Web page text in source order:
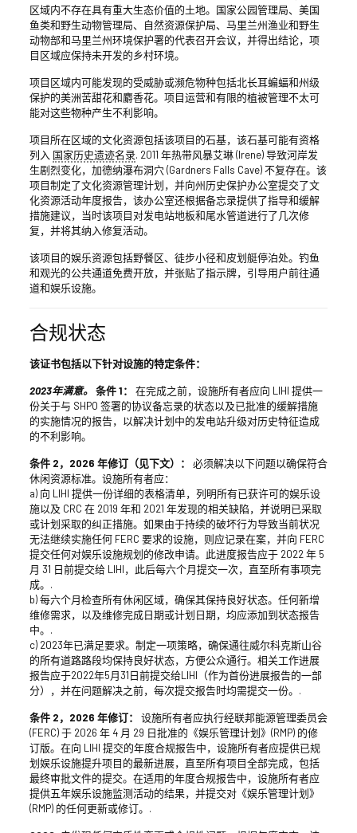
区域内不存在具有重大生态价值的土地。国家公园管理局、美国
鱼类和野生动物管理局、自然资源保护局、马里兰州渔业和野生
动物部和马里兰州环境保护署的代表召开会议，并得出结论，项
目区域应保持未开发的乡村环境。
项目区域内可能发现的受威胁或濒危物种包括北长耳蝙蝠和州级
保护的美洲苦甜花和麝香花。项目运营和有限的植被管理不太可
能对这些物种产生不利影响。
项目所在区域的文化资源包括该项目的石基，该石基可能有资格
列入 国家历史遗迹名录. 2011 年热带风暴艾琳 (Irene) 导致河岸发
生剧烈变化，加德纳瀑布洞穴 (Gardners Falls Cave) 不复存在。该
项目制定了文化资源管理计划，并向州历史保护办公室提交了文
化资源活动年度报告，该办公室还根据备忘录提供了指导和缓解
措施建议，当时该项目对发电站地板和尾水管道进行了几次修
复，并将其纳入修复活动。
该项目的娱乐资源包括野餐区、徒步小径和皮划艇停泊处。钓鱼
和观光的公共通道免费开放，并张贴了指示牌，引导用户前往通
道和娱乐设施。
合规状态
该证书包括以下针对设施的特定条件：
2023年满意。 条件 1：
在完成之前，设施所有者应向 LIHI 提供一
份关于与 SHPO 签署的协议备忘录的状态以及已批准的缓解措施
的实施情况的报告，以解决计划中的发电站升级对历史特征造成
的不利影响。
条件 2，2026 年修订（见下文）：
必须解决以下问题以确保符合
休闲资源标准。设施所有者应：
a) 向 LIHI 提供一份详细的表格清单，列明所有已获许可的娱乐设
施以及 CRC 在 2019 年和 2021 年发现的相关缺陷，并说明已采取
或计划采取的纠正措施。如果由于持续的破坏行为导致当前状况
无法继续实施任何 FERC 要求的设施，则应记录在案，并向 FERC
提交任何对娱乐设施规划的修改申请。此进度报告应于 2022 年 5
月 31 日前提交给 LIHI，此后每六个月提交一次，直至所有事项完
成。.
b) 每六个月检查所有休闲区域，确保其保持良好状态。任何新增
维修需求，以及维修完成日期或计划日期，均应添加到状态报告
中。.
c) 2023年已满足要求。制定一项策略，确保通往威尔科克斯山谷
的所有道路路段均保持良好状态，方便公众通行。相关工作进展
报告应于2022年5月31日前提交给LIHI（作为首份进展报告的一部
分），并在问题解决之前，每次提交报告时均需提交一份。.
条件 2，2026 年修订： 设施所有者应执行经联邦能源管理委员会
(FERC) 于 2026 年 4 月 29 日批准的《娱乐管理计划》(RMP) 的修
订版。在向 LIHI 提交的年度合规报告中，设施所有者应提供已规
划娱乐设施提升项目的最新进展，直至所有项目全部完成，包括
最终审批文件的提交。在适用的年度合规报告中，设施所有者应
提供五年娱乐设施监测活动的结果，并提交对《娱乐管理计划》
(RMP) 的任何更新或修订。.